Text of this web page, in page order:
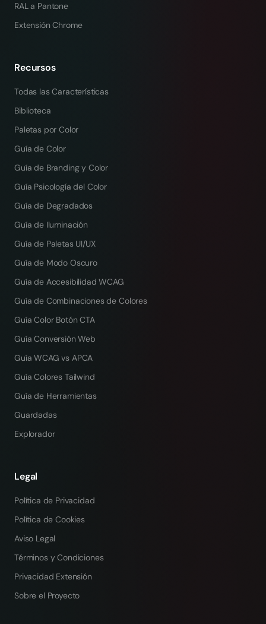
RAL a Pantone
Extensión Chrome
Recursos
Todas las Características
Biblioteca
Paletas por Color
Guía de Color
Guía de Branding y Color
Guía Psicología del Color
Guía de Degradados
Guía de Iluminación
Guía de Paletas UI/UX
Guía de Modo Oscuro
Guía de Accesibilidad WCAG
Guía de Combinaciones de Colores
Guía Color Botón CTA
Guía Conversión Web
Guía WCAG vs APCA
Guía Colores Tailwind
Guía de Herramientas
Guardadas
Explorador
Legal
Política de Privacidad
Política de Cookies
Aviso Legal
Términos y Condiciones
Privacidad Extensión
Sobre el Proyecto